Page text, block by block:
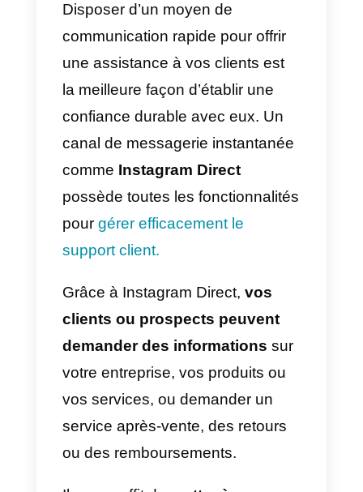
cela, vous devrez amener votre
public cible à vous contacter via
Instagram Direct. Vous
ci-dessous quelques conseils
pour procéder à cette opération:
1) Ajoutez un call to action
« Envoyer un message » dans
le texte du post sponsorisé:
pour inciter le public cible de la
campagne à contacter la marque
sur Direct. Cela augmentera les
chances de recevoir un message
de la part des clients potentiels
l’entreprise;